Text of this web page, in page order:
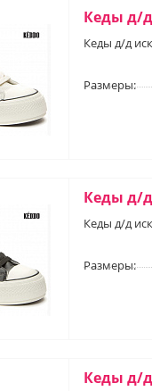
Кеды д/
Кеды д/д
Размеры:
Кеды д/
Кеды д/д
Размеры:
Кеды д/